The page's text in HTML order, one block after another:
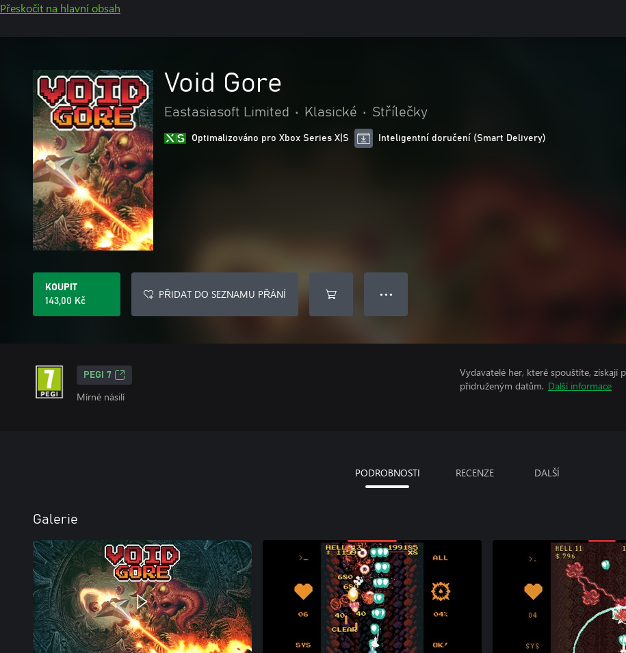
Přeskočit na hlavní obsah
Void Gore
Eastasiasoft Limited • Klasické • Střílečky
Optimalizováno pro Xbox Series X|S Inteligentní doručení (Smart Delivery)
KOUPIT
143,00 Kč
PŘIDAT DO SEZNAMU PŘÁNÍ ● ● ●
PEGI 7
Mírné násilí
Vydavatelé her, které spouštíte, získají
přidruženým datům. Další informace
PODROBNOSTI RECENZE DALŠÍ
Galerie